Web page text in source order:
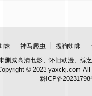
蛛 神马爬虫 搜狗蜘蛛
删减高清电影、怀旧动漫、综
© 2023 yaxckj.com All
黔ICP备20231798